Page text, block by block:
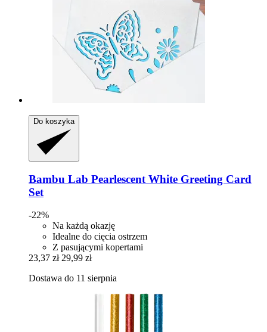
Do koszyka
Bambu Lab Pearlescent White Greeting Card
Set
-22%
Na każdą okazję
Idealne do cięcia ostrzem
Z pasującymi kopertami
23,37 zł 29,99 zł
Dostawa do 11 sierpnia